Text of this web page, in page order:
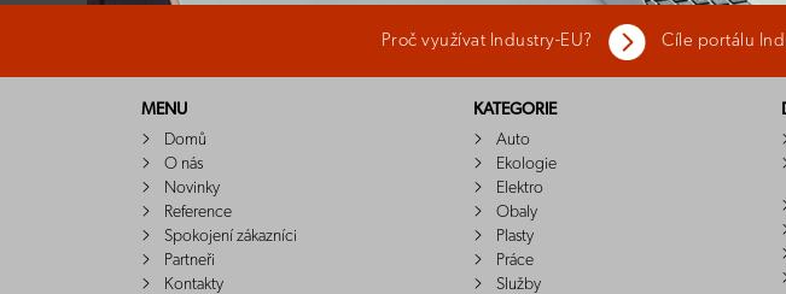
Proč využívat Industry-EU? Cíle portálu
MENU
Domů
O nás
Novinky
Reference
Spokojení zákazníci
Partneři
Kontakty
KATEGORIE
Auto
Ekologie
Elektro
Obaly
Plasty
Práce
Služby